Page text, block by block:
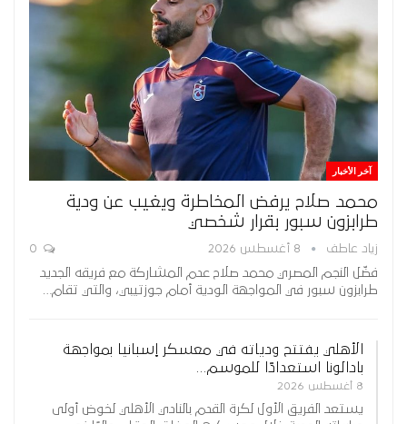
آخر الأخبار
محمد صلاح يرفض المخاطرة ويغيب عن ودية
طرابزون سبور بقرار شخصي
زياد عاطف 8 أغسطس 2026
فضّل النجم المصري محمد صلاح عدم المشاركة مع فريقه الجديد
طرابزون سبور في المواجهة الودية أمام جوزتيبي، والتي تقام…
الأهلي يفتتح ودياته في معسكر إسبانيا بمواجهة
بادالونا استعدادًا للموسم…
8 أغسطس 2026
يستعد الفريق الأول لكرة القدم بالنادي الأهلي لخوض أولى